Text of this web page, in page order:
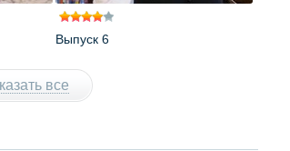
Выпуск 6
все